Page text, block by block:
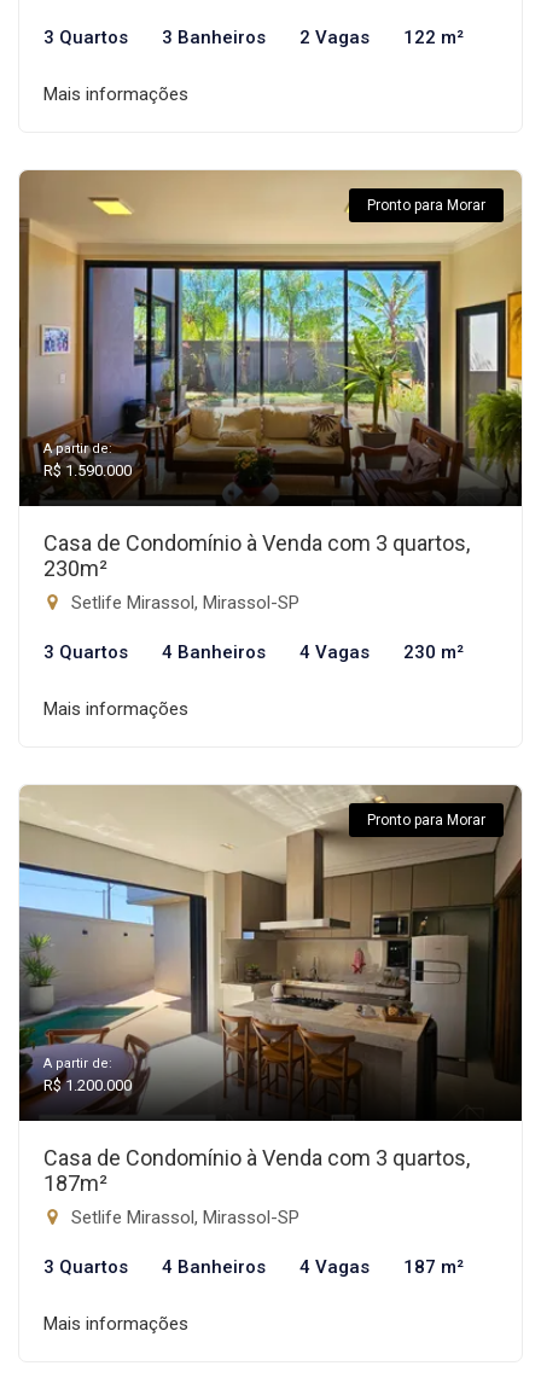
3 Quartos 3 Banheiros 2 Vagas 122 m²
Mais informações
Pronto para Morar
A partir de:
R$ 1.590.000
Casa de Condomínio à Venda com 3 quartos,
230m²
Setlife Mirassol, Mirassol-SP
3 Quartos 4 Banheiros 4 Vagas 230 m²
Mais informações
Pronto para Morar
A partir de:
R$ 1.200.000
Casa de Condomínio à Venda com 3 quartos,
187m²
Setlife Mirassol, Mirassol-SP
3 Quartos 4 Banheiros 4 Vagas 187 m²
Mais informações